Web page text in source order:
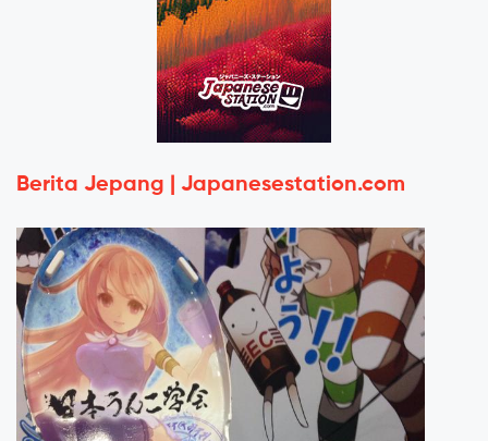
Berita Jepang | Japanesestation.com